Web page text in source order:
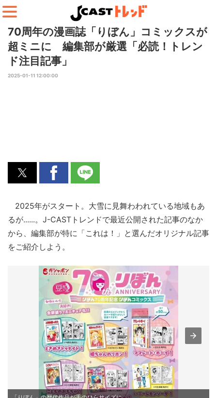
70周年の漫画誌「りぼん」コミックスが
超ミニに 編集部が厳選「必読！トレン
ド注目記事」
2025-01-11 12:00:00
2025年がスタート。大雪に見舞わわれている地域もあ
るが......。J-CASTトレンドで最近公開された記事のなか
から、編集部が特に「これは！」と選んだオリジナル記事
をご紹介しよう。